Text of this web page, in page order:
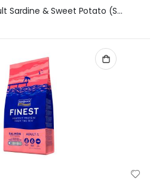
Fish4Dogs Finest Adult Sardine & Sweet Potato (Small Bites) 1,5Kg